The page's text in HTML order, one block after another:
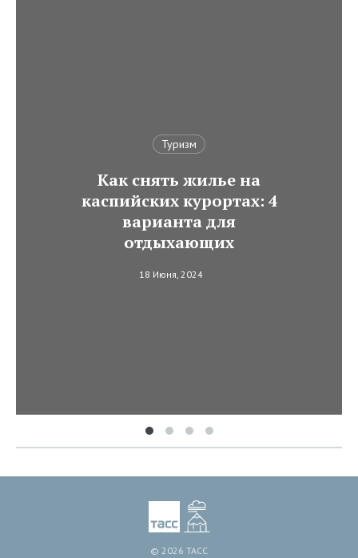
Туризм
Как снять жилье на
каспийских курортах: 4
варианта для
отдыхающих
18 Июня, 2024
© 2026 ТАСС